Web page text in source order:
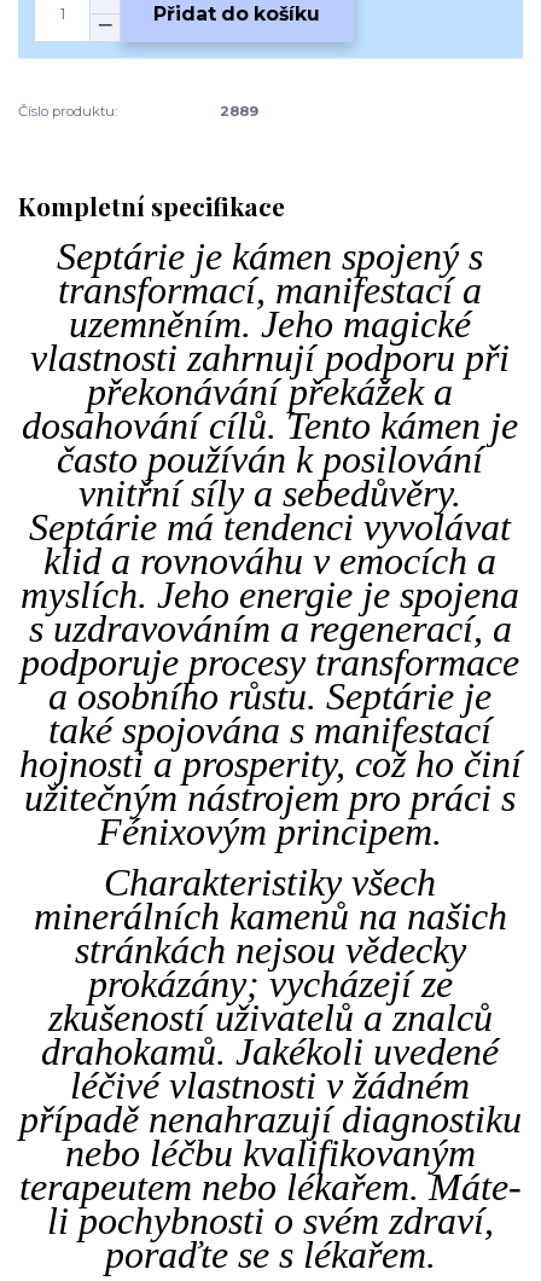
Přidat do košíku
Číslo produktu: 2889
Kompletní specifikace
Septárie je kámen spojený s
transformací, manifestací a
uzemněním. Jeho magické
vlastnosti zahrnují podporu při
překonávání překážek a
dosahování cílů. Tento kámen je
často používán k posilování
vnitřní síly a sebedůvěry.
Septárie má tendenci vyvolávat
klid a rovnováhu v emocích a
myslích. Jeho energie je spojena
s uzdravováním a regenerací, a
podporuje procesy transformace
a osobního růstu. Septárie je
také spojována s manifestací
hojnosti a prosperity, což ho činí
užitečným nástrojem pro práci s
Fénixovým principem.
Charakteristiky všech
minerálních kamenů na našich
stránkách nejsou vědecky
prokázány; vycházejí ze
zkušeností uživatelů a znalců
drahokamů. Jakékoli uvedené
léčivé vlastnosti v žádném
případě nenahrazují diagnostiku
nebo léčbu kvalifikovaným
terapeutem nebo lékařem. Máte-
li pochybnosti o svém zdraví,
poraďte se s lékařem.